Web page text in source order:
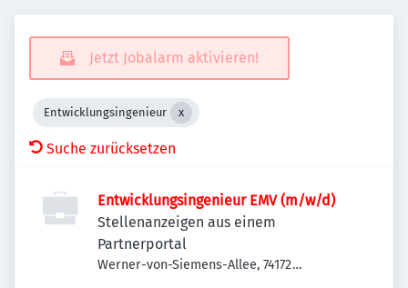
Jetzt Jobalarm aktivieren!
Entwicklungsingenieur
Suche zurücksetzen
Entwicklungsingenieur EMV (m/w/d)
Stellenanzeigen aus einem
Partnerportal
Werner-von-Siemens-Allee, 74172